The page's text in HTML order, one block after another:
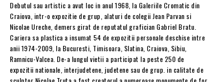
Debutul sau artistic a avut loc in anul 1968, la Galeriile Cromatic din
Craiova, intr-o expozitie de grup, alaturi de colegii Jean Parvan si
Nicolae Ureche, demers girat de reputatul grafician Gabriel Bratu.
Cariera sa plastica a insumat 54 de expozitii personale deschise intre
anii 1974-2009, la Bucuresti, Timisoara, Slatina, Craiova, Sibiu,
Ramnicu-Valcea. De-a lungul vietii a participat la peste 250 de
expozitii nationale, interjudetene, judetene sau de grup. in calitate de